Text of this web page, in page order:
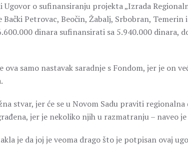
Ugovor o sufinansiranju projekta „Izrada
Petrovac, Beočin, Žabalj, Srbobran, Temerin
dinara sufinansirati sa 5.940.000 dinara,
samo nastavak saradnje s Fondom, jer je on
stvar, jer će se u Novom Sadu praviti regionalna
jer je nekoliko njih u razmatranju – naveo je
je da joj je veoma drago što je potpisan ovaj